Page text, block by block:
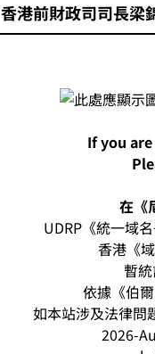
香港前財政司司長梁
If you
在《
UDRP《統一域
香港《
暫
依據《伯
如本站涉及法律問
2026-